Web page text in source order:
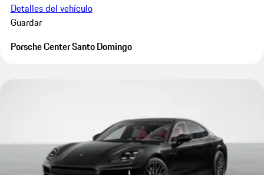
Detalles del vehículo
Guardar
Porsche Center Santo Domingo